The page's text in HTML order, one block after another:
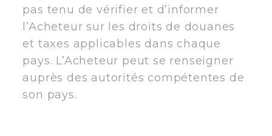
pas tenu de vérifier et d’informer
l’Acheteur sur les droits de douanes
et taxes applicables dans chaque
pays. L’Acheteur peut se renseigner
auprès des autorités compétentes de
son pays.